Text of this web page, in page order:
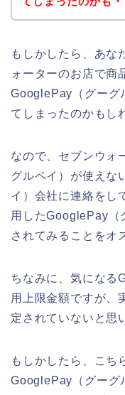
もしかしたら、あな
ォーターのお店で商
GooglePay（グーグ
てしまったのかもし
なので、セブンウォ
グルペイ）が使えな
イ）会社に連絡をし
用したGooglePay（
されてみることをオ
ちなみに、気になる
用上限金額ですが、
定されていないと思
もしかしたら、こち
GooglePay（グーグ